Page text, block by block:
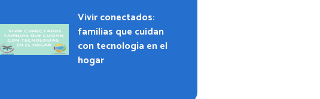
Vivir conectados:
familias que cuidan
con tecnología en el
hogar